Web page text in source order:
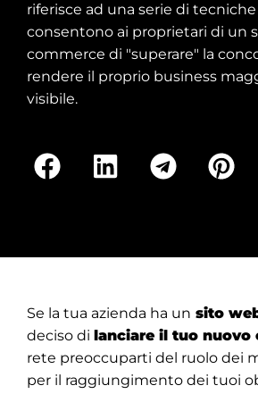
riferisce ad una serie di
consentono ai proprietari di un
commerce di "superare" la
rendere il proprio business
visibile.
Se la tua azienda ha un sito
deciso di lanciare il tuo nuovo
rete preoccuparti del ruolo dei
per il raggiungimento dei tuoi